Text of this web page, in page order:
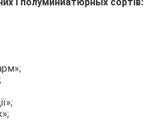
і полуминиатюрных сортів: